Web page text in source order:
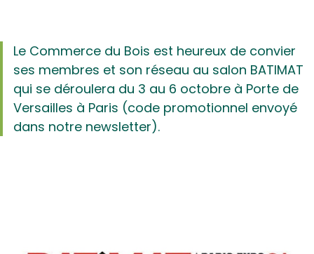
Le Commerce du Bois est heureux de convier
ses membres et son réseau au salon BATIMAT
qui se déroulera du 3 au 6 octobre à Porte de
Versailles à Paris (code promotionnel envoyé
dans notre newsletter).